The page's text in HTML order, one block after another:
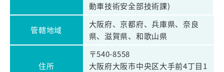
動車技術安全部技術課)
管轄地域
大阪府、京都府、兵庫県、奈良
県、滋賀県、和歌山県
住所
〒540-8558
大阪府大阪市中央区大手前4丁目1